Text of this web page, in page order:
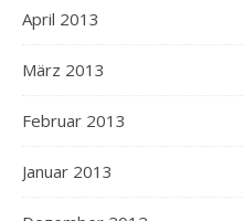
April 2013
März 2013
Februar 2013
Januar 2013